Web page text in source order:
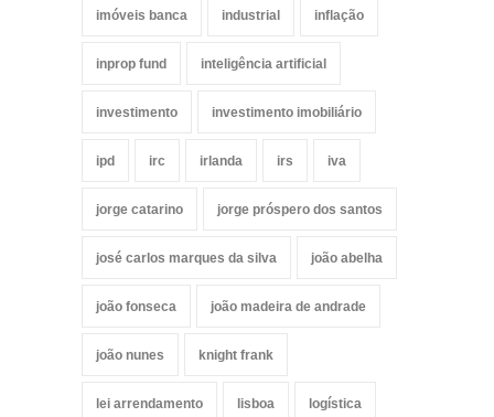
imóveis banca industrial inflação
inprop fund inteligência artificial
investimento investimento imobiliário
ipd irc irlanda irs iva
jorge catarino jorge próspero dos santos
josé carlos marques da silva joão abelha
joão fonseca joão madeira de andrade
joão nunes knight frank
lei arrendamento lisboa logística